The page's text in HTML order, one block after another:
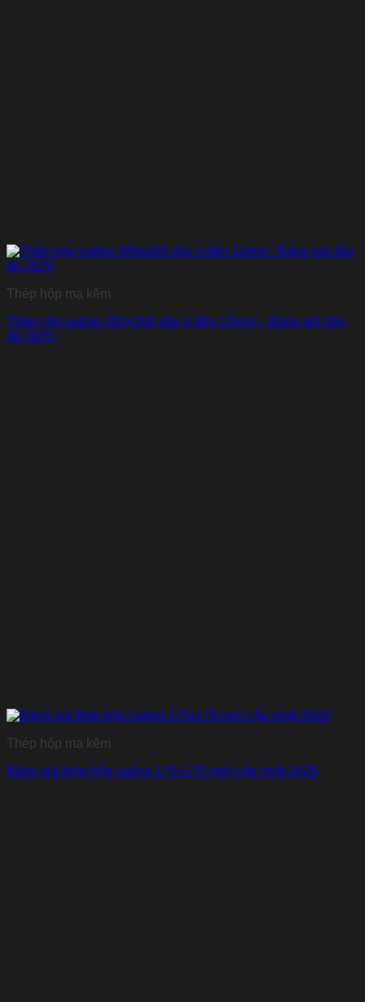
Thép hộp mạ kẽm
Thép hộp vuông 200×200 dày 4 đến 12mm – Bảng giá đầy
đủ 2025
Thép hộp mạ kẽm
Bảng giá thép hộp vuông 175×175 mới cập nhật 2025